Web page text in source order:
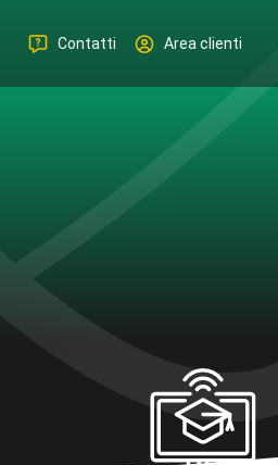
Contatti Area clienti